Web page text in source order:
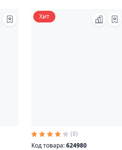
Хит
(8)
Код товара:624980